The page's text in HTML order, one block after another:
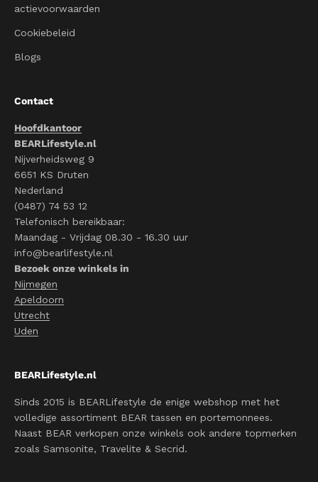
actievoorwaarden
Cookiebeleid
Blogs
Contact
Hoofdkantoor
BEARLifestyle.nl
Nijverheidsweg 9
6651 KS Druten
Nederland
(0487) 74 53 12
Telefonisch bereikbaar:
Maandag - Vrijdag 08.30 - 16.30 uur
info@bearlifestyle.nl
Bezoek onze winkels in
Nijmegen
Apeldoorn
Utrecht
Uden
BEARLifestyle.nl
Sinds 2015 is BEARLifestyle de enige webshop met het
volledige assortiment BEAR tassen en portemonnees.
Naast BEAR verkopen onze winkels ook andere topmerken
zoals Samsonite, Travelite & Secrid.